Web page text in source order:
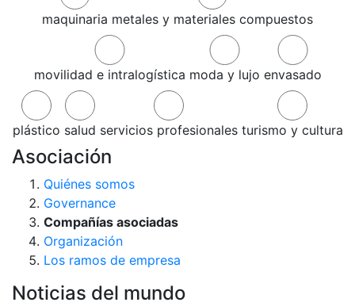
maquinaria metales y materiales compuestos
movilidad e intralogística moda y lujo envasado
plástico salud servicios profesionales turismo y cultura
Asociación
Quiénes somos
Governance
Compañías asociadas
Organización
Los ramos de empresa
Noticias del mundo